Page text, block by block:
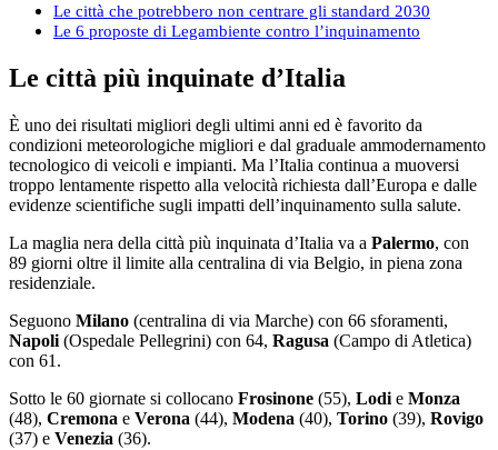
Le città che potrebbero non centrare gli standard 2030
Le 6 proposte di Legambiente contro l’inquinamento
Le città più inquinate d’Italia
È uno dei risultati migliori degli ultimi anni ed è favorito da
condizioni meteorologiche migliori e dal graduale ammodernamento
tecnologico di veicoli e impianti. Ma l’Italia continua a muoversi
troppo lentamente rispetto alla velocità richiesta dall’Europa e dalle
evidenze scientifiche sugli impatti dell’inquinamento sulla salute.
La maglia nera della città più inquinata d’Italia va a Palermo, con
89 giorni oltre il limite alla centralina di via Belgio, in piena zona
residenziale.
Seguono Milano (centralina di via Marche) con 66 sforamenti,
Napoli (Ospedale Pellegrini) con 64, Ragusa (Campo di Atletica)
con 61.
Sotto le 60 giornate si collocano Frosinone (55), Lodi e Monza
(48), Cremona e Verona (44), Modena (40), Torino (39), Rovigo
(37) e Venezia (36).